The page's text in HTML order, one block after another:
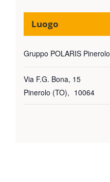
Luogo
Gruppo POLARIS Pinerolo
Via F.G. Bona, 15
Pinerolo (TO), 10064